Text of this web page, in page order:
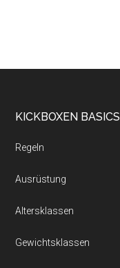
KICKBOXEN BASICS
Regeln
Ausrüstung
Altersklassen
Gewichtsklassen